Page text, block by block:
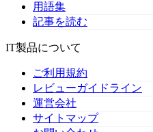
用語集
記事を読む
IT製品について
ご利用規約
レビューガイドライン
運営会社
サイトマップ